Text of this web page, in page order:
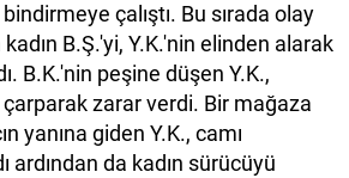
çalıştı. Bu sırada olay
B.Ş.'yi, Y.K.'nin elinden alarak
B.K.'nin peşine düşen Y.K.,
zarar verdi. Bir mağaza
yanına giden Y.K., camı
ardından da kadın sürücüyü